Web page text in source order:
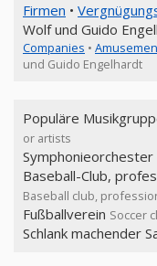
Firmen •
Wolf und Guido
Companies •
und Guido Engelhardt
Populäre
or artists
Symphonieorchester
Baseball-Club,
Baseball club,
Fußballverein Soccer
Schlank machender